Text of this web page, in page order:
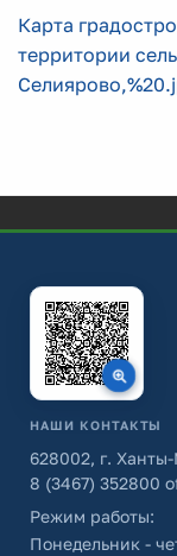
Карта
территории
НАШИ КОНТАКТЫ
628002, г.
8 (3467) 352800
Режим работы:
Понедельник -